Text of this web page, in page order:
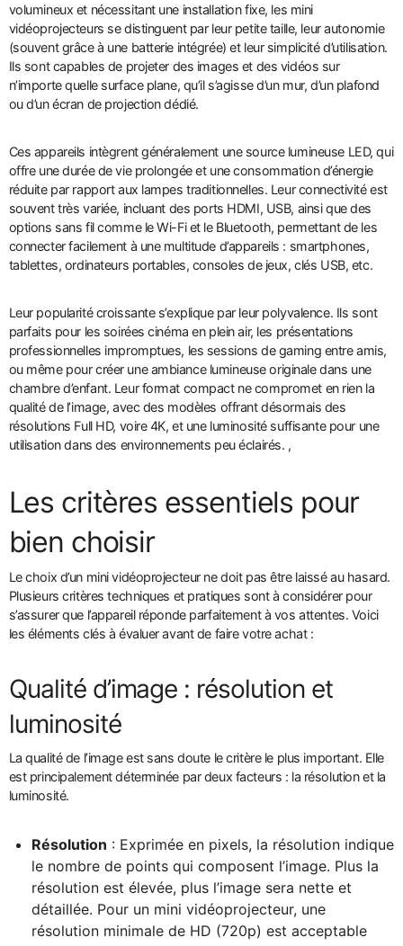
volumineux et nécessitant une installation fixe, les mini
vidéoprojecteurs se distinguent par leur petite taille, leur autonomie
(souvent grâce à une batterie intégrée) et leur simplicité d’utilisation.
Ils sont capables de projeter des images et des vidéos sur
n’importe quelle surface plane, qu’il s’agisse d’un mur, d’un plafond
ou d’un écran de projection dédié.
Ces appareils intègrent généralement une source lumineuse LED, qui
offre une durée de vie prolongée et une consommation d’énergie
réduite par rapport aux lampes traditionnelles. Leur connectivité est
souvent très variée, incluant des ports HDMI, USB, ainsi que des
options sans fil comme le Wi-Fi et le Bluetooth, permettant de les
connecter facilement à une multitude d’appareils : smartphones,
tablettes, ordinateurs portables, consoles de jeux, clés USB, etc.
Leur popularité croissante s’explique par leur polyvalence. Ils sont
parfaits pour les soirées cinéma en plein air, les présentations
professionnelles impromptues, les sessions de gaming entre amis,
ou même pour créer une ambiance lumineuse originale dans une
chambre d’enfant. Leur format compact ne compromet en rien la
qualité de l’image, avec des modèles offrant désormais des
résolutions Full HD, voire 4K, et une luminosité suffisante pour une
utilisation dans des environnements peu éclairés. ,
Les critères essentiels pour
bien choisir
Le choix d’un mini vidéoprojecteur ne doit pas être laissé au hasard.
Plusieurs critères techniques et pratiques sont à considérer pour
s’assurer que l’appareil réponde parfaitement à vos attentes. Voici
les éléments clés à évaluer avant de faire votre achat :
Qualité d’image : résolution et
luminosité
La qualité de l’image est sans doute le critère le plus important. Elle
est principalement déterminée par deux facteurs : la résolution et la
luminosité.
Résolution : Exprimée en pixels, la résolution indique
le nombre de points qui composent l’image. Plus la
résolution est élevée, plus l’image sera nette et
détaillée. Pour un mini vidéoprojecteur, une
résolution minimale de HD (720p) est acceptable